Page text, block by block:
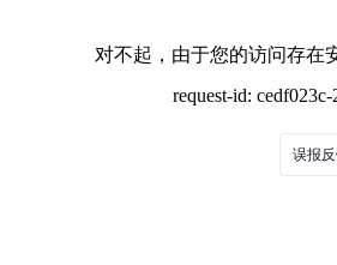
对不起，由于您的访问存在
request-id:
误报